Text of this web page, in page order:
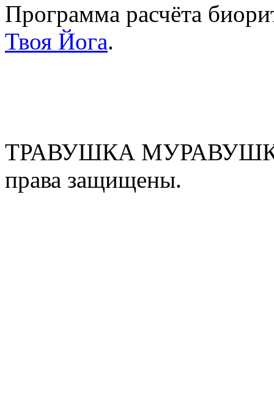
Программа расчёта
Твоя Йога.
ТРАВУШКА
права защищены.